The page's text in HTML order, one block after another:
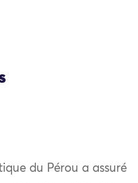
du Pérou a assuré